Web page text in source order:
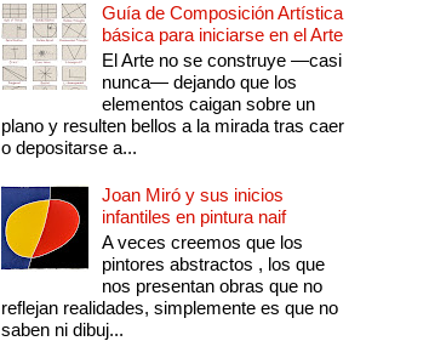
Guía de Composición Artística
básica para iniciarse en el Arte
El Arte no se construye —casi
nunca— dejando que los
elementos caigan sobre un
plano y resulten bellos a la mirada tras caer
o depositarse a...
Joan Miró y sus inicios
infantiles en pintura naif
A veces creemos que los
pintores abstractos , los que
nos presentan obras que no
reflejan realidades, simplemente es que no
saben ni dibuj...